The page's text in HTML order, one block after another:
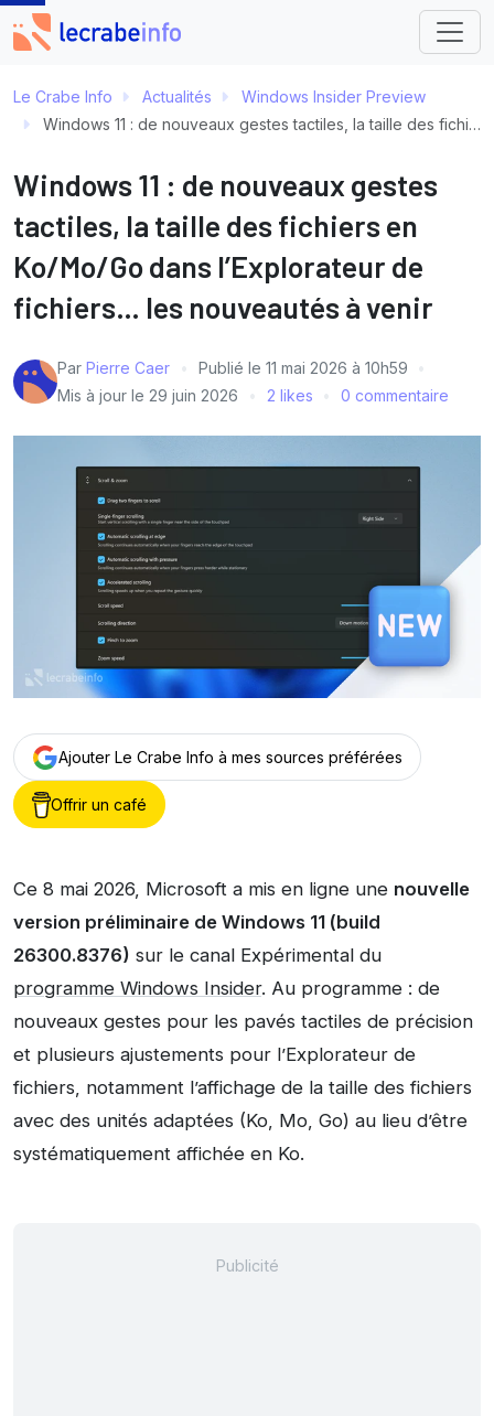
Le Crabe Info Actualités
Windows Insider Preview
Windows 11 : de nouveaux gestes tactiles, la taille des fichiers en Ko/Mo/Go dans l’Explorateur de fichiers… les nouveautés à venir
Windows 11 : de nouveaux gestes
tactiles, la taille des fichiers en
Ko/Mo/Go dans l’Explorateur de
fichiers… les nouveautés à venir
Par Pierre Caer Publié le 11 mai 2026 à 10h59
Mis à jour le 29 juin 2026 2 likes 0 commentaire
Ajouter Le Crabe Info à mes sources préférées
Offrir un café
Ce 8 mai 2026, Microsoft a mis en ligne une nouvelle
version préliminaire de Windows 11 (build
26300.8376) sur le canal Expérimental du
programme Windows Insider. Au programme : de
nouveaux gestes pour les pavés tactiles de précision
et plusieurs ajustements pour l’Explorateur de
fichiers, notamment l’affichage de la taille des fichiers
avec des unités adaptées (Ko, Mo, Go) au lieu d’être
systématiquement affichée en Ko.